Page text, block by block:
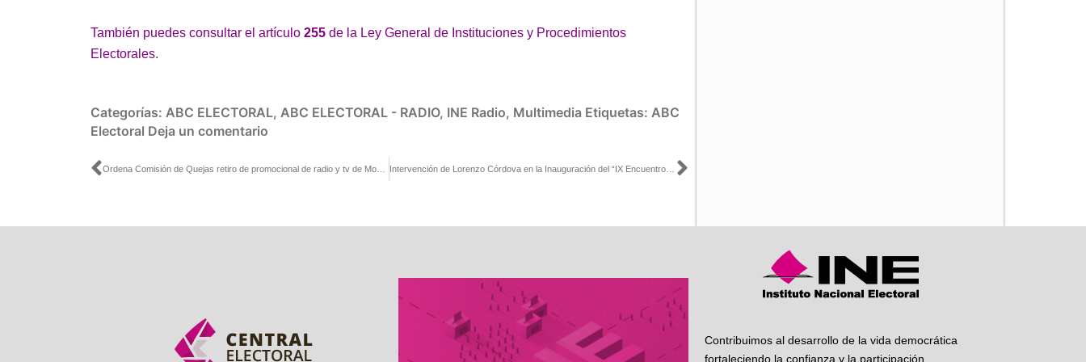
También puedes consultar el artículo 255 de la Ley General de Instituciones y Procedimientos
Electorales.
Categorías: ABC ELECTORAL, ABC ELECTORAL - RADIO, INE Radio, Multimedia Etiquetas: ABC
Electoral Deja un comentario
Ant Siguiente
Contribuimos al desarrollo de la vida democrática
fortaleciendo la confianza y la participación